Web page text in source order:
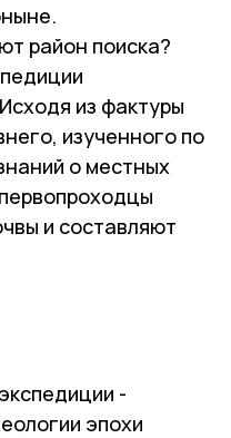
район поиска?
из фактуры
изученного по
о местных
и составляют
-
эпохи